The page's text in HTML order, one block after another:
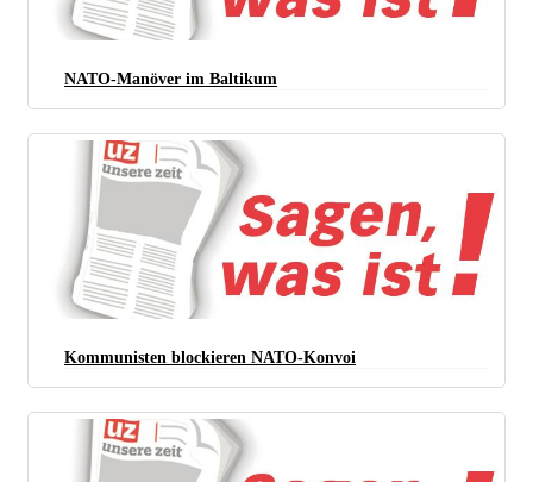
NATO-Manöver im Baltikum
Kommunisten blockieren NATO-Konvoi